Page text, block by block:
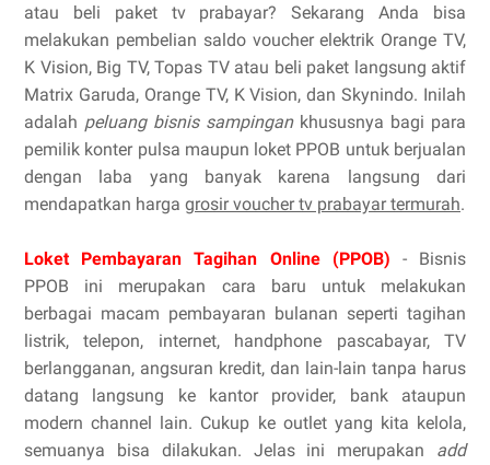
atau beli paket tv prabayar? Sekarang Anda bisa
melakukan pembelian saldo voucher elektrik Orange TV,
K Vision, Big TV, Topas TV atau beli paket langsung aktif
Matrix Garuda, Orange TV, K Vision, dan Skynindo. Inilah
adalah peluang bisnis sampingankhususnya bagi para
pemilik konter pulsa maupun loket PPOB untuk berjualan
dengan laba yang banyak karena langsung dari
mendapatkan harga grosir voucher tv prabayar termurah.
Loket Pembayaran Tagihan Online (PPOB) - Bisnis
PPOB ini merupakan cara baru untuk melakukan
berbagai macam pembayaran bulanan seperti tagihan
listrik, telepon, internet, handphone pascabayar, TV
berlangganan, angsuran kredit, dan lain-lain tanpa harus
datang langsung ke kantor provider, bank ataupun
modern channel lain. Cukup ke outlet yang kita kelola,
semuanya bisa dilakukan. Jelas ini merupakan add